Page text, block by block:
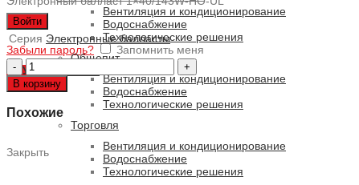
Войти
Забыли пароль? Запомнить меня
0ПУНКТОВ
Вентиляция и кондиционирование
Водоснабжение
Технологические решения
Общепит
Вентиляция и кондиционирование
Водоснабжение
Технологические решения
Торговля
Вентиляция и кондиционирование
Водоснабжение
Технологические решения
Серия Электронные балласты
Количество
товара
EB
FH
В корзину
Похожие
Закрыть